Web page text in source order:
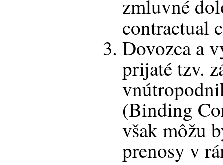
zmluvné
contractual
Dovozca a
prijaté tzv.
(Binding
však môžu
prenosy v